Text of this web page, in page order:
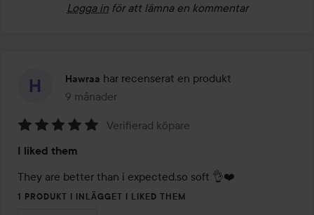
Logga in för att lämna en kommentar
Hawraa har recenserat en produkt
9 månader
Inlägget skapades 9 månader
5
av
5
Verifierad köpare
I liked them
They are better than i expected,so soft 👌❤️
1 PRODUKT I INLÄGGET I LIKED THEM